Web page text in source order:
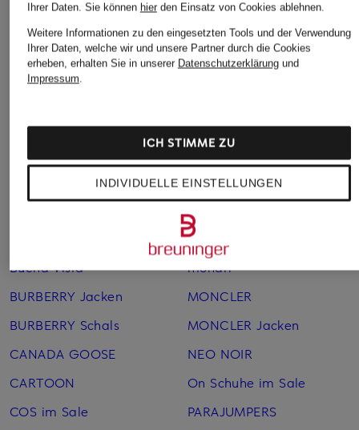
Felljacken für Damen
Fellmäntel für Damen
Fellwesten Damen
Damen
Winterjacken für Damen
Winterjacken für Herren
Wollmäntel für Damen
Weitere Marken
Buena Vista
BURBERRY Jacken
BURBERRY Schals
CANADA GOOSE
CARTOON
COS im Sale
Max Mara im Sale
monari
MONCLER
MONCLER Jacken
NEO NOIR
On Schuhe im Sale
PARAJUMPERS
Ihrer Daten. Sie können hierden Einsatz von Cookies ablehnen.
Weitere Informationen zu den eingesetzten Tools und der Verwendung
Ihrer Daten, welche wir und unsere Partner durch die Cookies
erheben, erhalten Sie in unserer Datenschutzerklärungund
Impressum.
INDIVIDUELLE EINSTELLUNGEN
ICH STIMME ZU